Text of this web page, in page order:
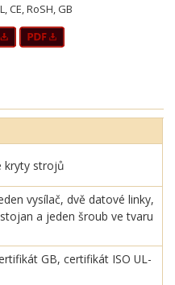
CE, RoSH, GB
kryty strojů
vysílač, dvě datové linky,
a jeden šroub ve tvaru
GB, certifikát ISO UL-